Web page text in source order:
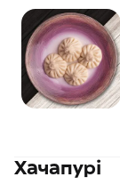
Хачапурі